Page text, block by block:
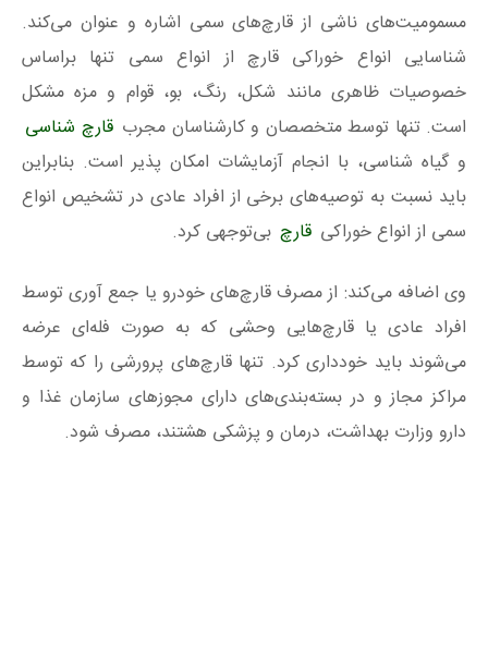
مسمومیت‌های ناشی از قارچ‌های سمی اشاره و عنوان می‌کند.
شناسایی انواع خوراکی قارچ از انواع سمی تنها براساس
خصوصیات ظاهری مانند شکل، رنگ، بو، قوام و مزه مشکل
است. تنها توسط متخصصان و کارشناسان مجرب قارچ شناسی
و گیاه شناسی، با انجام آزمایشات امکان پذیر است. بنابراین
باید نسبت به توصیه‌های برخی از افراد عادی در تشخیص انواع
سمی از انواع خوراکی قارچ بی‌توجهی کرد.
وی اضافه می‌کند: از مصرف قارچ‌های خودرو یا جمع آوری توسط
افراد عادی یا قارچ‌هایی وحشی که به صورت فله‌ای عرضه
می‌شوند باید خودداری کرد. تنها قارچ‌های پرورشی را که توسط
مراکز مجاز و در بسته‌بندی‌های دارای مجوزهای سازمان غذا و
دارو وزارت بهداشت، درمان و پزشکی هشتند، مصرف شود.